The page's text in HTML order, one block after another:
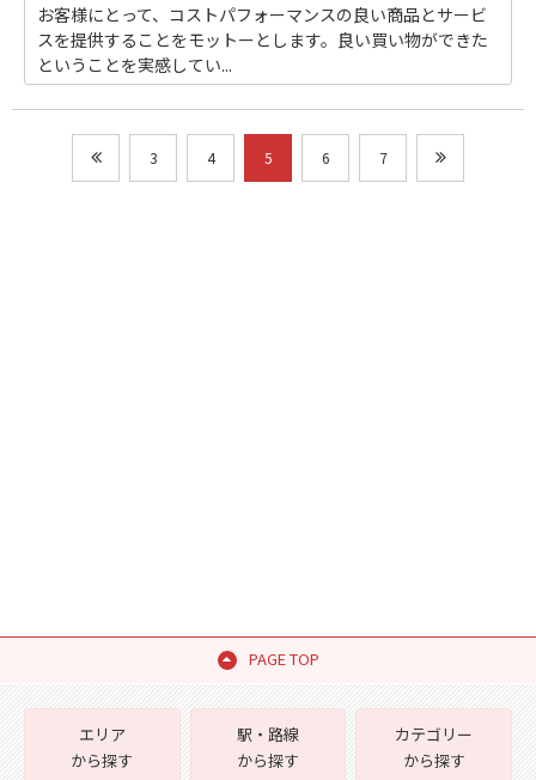
お客様にとって、コストパフォーマンスの良い商品とサービ
スを提供することをモットーとします。良い買い物ができた
ということを実感してい...
3 4 5 6 7
PAGE TOP
エリア
から探す
駅・路線
から探す
カテゴリー
から探す